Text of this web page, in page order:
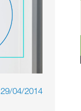
29/04/2014